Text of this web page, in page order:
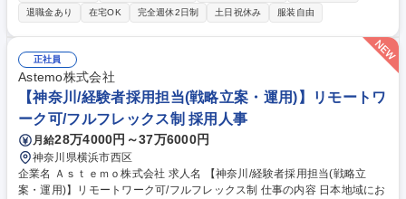
です。 以下のいずれかからスタートし、将来的には幅広い業務を経験しま
す。 (1)人事管理:異動・配置、評価、人員・人件費計画 (2)労務管理:労働
組合窓口、労使協議会運営、勤怠等の環境整備 (3)採用教育:新卒・中途採
用の企画実行、教育企画、昇格試験運営 (4)福利厚生・総務:寮・社宅の管
理、各種制度運営 募集職種 【松本/人事総務】労務・採用担当/長期就業◎/
裁量をもって業務推進◎
退職金あり
在宅OK 完全週休2日制 土日祝休み 服装自由
正社員
Astemo株式会社
【神奈川/経験者採用担当(戦略立案・運用)】リモートワ
ーク可/フルフレックス制 採用人事
月給28万4000円～37万6000円
神奈川県横浜市西区
企業名 Ａｓｔｅｍｏ株式会社 求人名 【神奈川/経験者採用担当(戦略立
案・運用)】リモートワーク可/フルフレックス制 仕事の内容 日本地域にお